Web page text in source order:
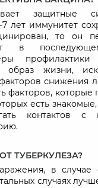
защитные
7 лет иммунитет
то он
в
образ жизни,
снижения
факторов, которые
есть
контактов
ТУБЕРКУЛЕЗА?
в случае
случаях